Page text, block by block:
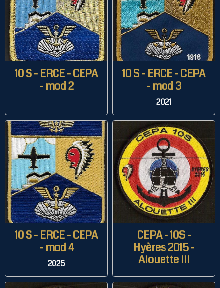
10 S - ERCE - CEPA
- mod 2
10 S - ERCE - CEPA
- mod 3
2021
10 S - ERCE - CEPA
- mod 4
2025
CEPA - 10S -
Hyères 2015 -
Alouette III